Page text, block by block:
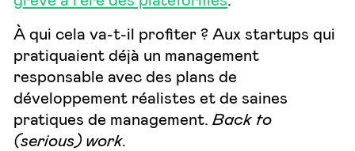
À qui cela va-t-il profiter ? Aux startups qui
pratiquaient déjà un management
responsable avec des plans de
développement réalistes et de saines
pratiques de management. Back to
(serious) work.